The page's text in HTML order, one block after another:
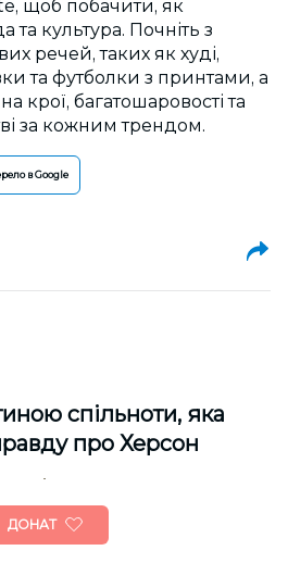
щоб побачити, як
та культура. Почніть з
речей, таких як худі,
та футболки з принтами, а
крої, багатошаровості та
за кожним трендом.
в Google
спільноти, яка
про Херсон
ДОНАТ